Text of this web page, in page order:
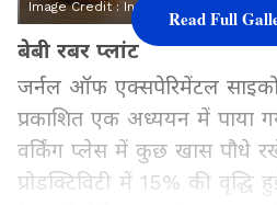
Image Credit : Instagram
बेबी रबर प्लांट
जर्नल ऑफ एक्सपेरिमेंटल
प्रकाशित एक अध्ययन में पाया
वर्किंग प्लेस में कुछ खास पौधे
प्रोडक्टिविटी में 15% की
Read Full